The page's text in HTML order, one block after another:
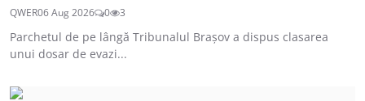
QWER06 Aug 2026 0 3
Parchetul de pe lângă Tribunalul Brașov a dispus clasarea
unui dosar de evazi...